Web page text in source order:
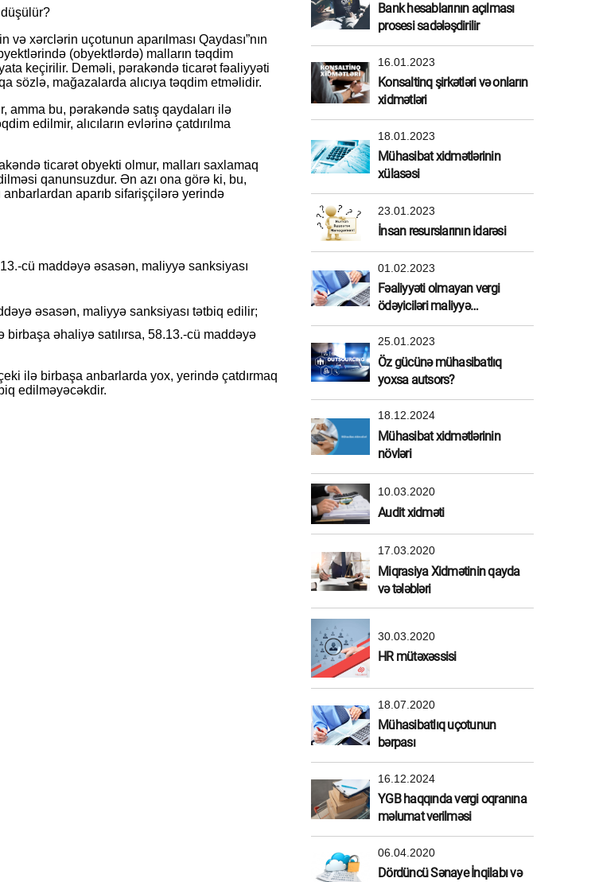
düşülür?
xərclərin uçotunun aparılması Qaydası”nın
(obyektlərdə) malların təqdim
keçirilir. Deməli, pərakəndə ticarət fəaliyyəti
sözlə, mağazalarda alıcıya təqdim etməlidir.
amma bu, pərakəndə satış qaydaları ilə
edilmir, alıcıların evlərinə çatdırılma
ticarət obyekti olmur, malları saxlamaq
qanunsuzdur. Ən azı ona görə ki, bu,
aparıb sifarişçilərə yerində
cü maddəyə əsasən, maliyyə sanksiyası
əsasən, maliyyə sanksiyası tətbiq edilir;
əhaliyə satılırsa, 58.13.-cü maddəyə
ilə birbaşa anbarlarda yox, yerində çatdırmaq
edilməyəcəkdir.
Bank hesablarının açılması
prosesi sadələşdirilir
16.01.2023
Konsaltinq şirkətləri və onların
xidmətləri
18.01.2023
Mühasibat xidmətlərinin
xülasəsi
23.01.2023
İnsan resurslarının idarəsi
01.02.2023
Fəaliyyəti olmayan vergi
ödəyiciləri maliyyə
sanksiyasından azad edildi
25.01.2023
Öz gücünə mühasibatlıq
yoxsa autsors?
18.12.2024
Mühasibat xidmətlərinin
növləri
10.03.2020
Audit xidməti
17.03.2020
Miqrasiya Xidmətinin qayda
və tələbləri
30.03.2020
HR mütəxəssisi
18.07.2020
Mühasibatlıq uçotunun
bərpası
16.12.2024
YGB haqqında vergi oqranına
məlumat verilməsi
06.04.2020
Dördüncü Sənaye İnqilabı və